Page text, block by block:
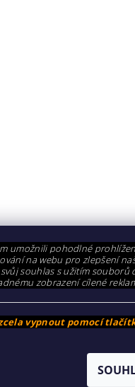
1 2
umožnili pohodlné
na webu pro zlepšení
souhlas s užitím souborů
zobrazení cílené
vypnout pomocí